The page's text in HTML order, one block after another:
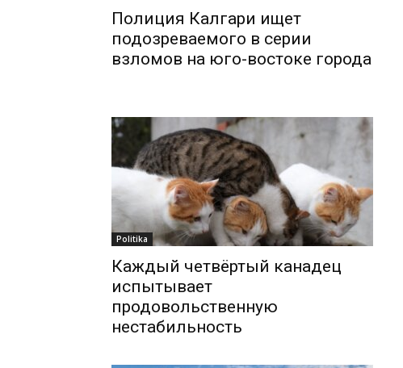
Полиция Калгари ищет
подозреваемого в серии
взломов на юго-востоке города
Politika
Каждый четвёртый канадец
испытывает
продовольственную
нестабильность